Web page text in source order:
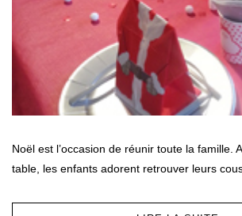
Noël est l’occasion de réunir toute la famille.
table, les enfants adorent retrouver leurs